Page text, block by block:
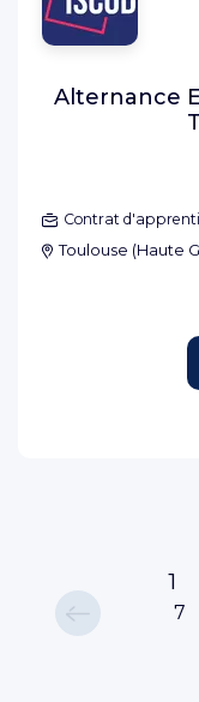
Alternance
Contrat
Toulouse (Haute
1
7